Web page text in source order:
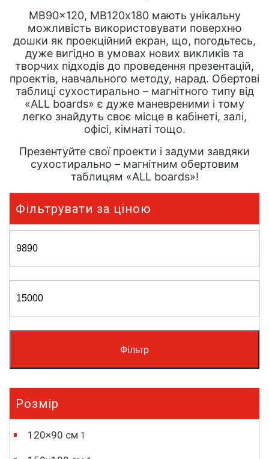
MB90x120, МВ120х180 мають унікальну
можливість використовувати поверхню
дошки як проекційний екран, що, погодьтесь,
дуже вигідно в умовах нових викликів та
творчих підходів до проведення презентацій,
проектів, навчального методу, нарад. Обертові
таблиці сухостирально – магнітного типу від
«ALL boards» є дуже маневреними і тому
легко знайдуть своє місце в кабінеті, залі,
офісі, кімнаті тощо.
Презентуйте свої проекти і задуми завдяки
сухостирально – магнітним обертовим
таблицям «ALL boards»!
Фільтрувати за ціною
Фільтр
Розмір
120×90 см 1